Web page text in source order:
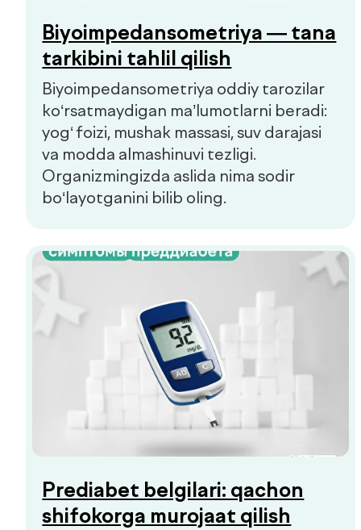
Bosh sahifa
Biz haqimizda
Xizmatlar
Mutaxassislar
Check-uplar
Aloqa
de factum kids
Ommaviy oferta
Sifat siyosati
Dush–Juma: 08:00–18:00, Shanba: 08:00–16:00
info@defactum.uz